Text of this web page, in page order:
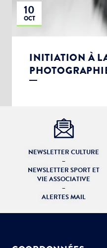
10
OCT
INITIATION À
NEWSLETTER CULTURE
–
NEWSLETTER SPORT ET
VIE ASSOCIATIVE
–
ALERTES MAIL